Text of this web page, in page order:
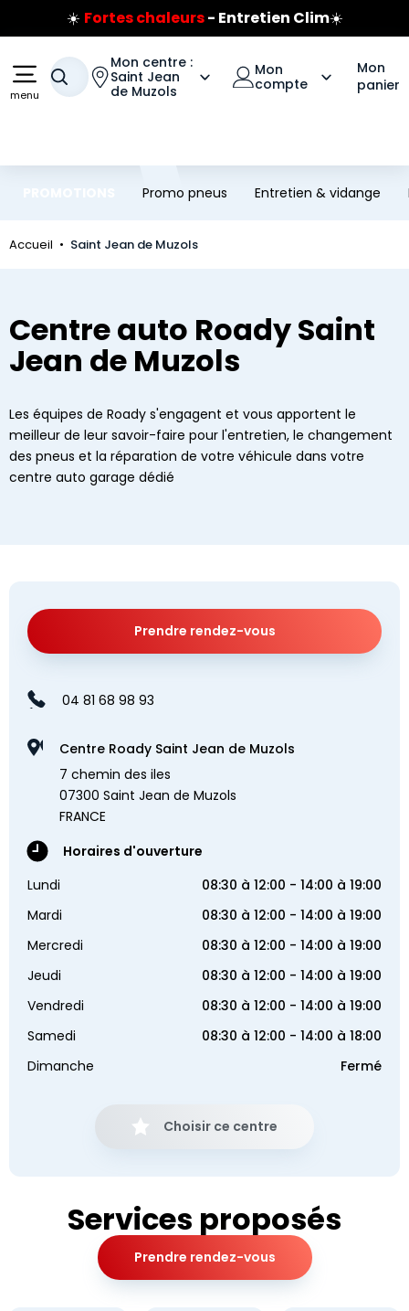
Aller au contenu principal
Aller à la navigation
☀️ Fortes chaleurs- Entretien Clim☀️
Prix coûtant pneus Bridgestone
🔥
Extincteur : réflexe sécurité
Jusqu'à 120€ rembourséssur les pneus Bridgestone
menu
Votre recherche
Mon centre :
Saint Jean
de Muzols
Mon
compte
Mon
panier
Promo pneus Entretien & vidange
Accueil Saint Jean de Muzols
Centre auto Roady Saint
Jean de Muzols
Les équipes de Roady s'engagent et vous apportent le
meilleur de leur savoir-faire pour l'entretien, le changement
des pneus et la réparation de votre véhicule dans votre
centre auto garage dédié
Prendre rendez-vous
04 81 68 98 93
Centre Roady Saint Jean de Muzols
7 chemin des iles
07300 Saint Jean de Muzols
FRANCE
Horaires d'ouverture
Lundi
08:30 à 12:00 - 14:00 à 19:00
Mardi
08:30 à 12:00 - 14:00 à 19:00
Mercredi
08:30 à 12:00 - 14:00 à 19:00
Jeudi
08:30 à 12:00 - 14:00 à 19:00
Vendredi
08:30 à 12:00 - 14:00 à 19:00
Samedi
08:30 à 12:00 - 14:00 à 18:00
Dimanche
Fermé
Choisir ce centre
Services proposés
Prendre rendez-vous